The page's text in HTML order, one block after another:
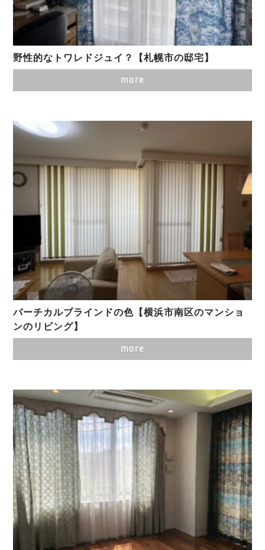
野性的なトワレドジュイ？【札幌市の邸宅】
more
バーチカルブラインドの色【横浜市南区のマンショ
ンのリビング】
more